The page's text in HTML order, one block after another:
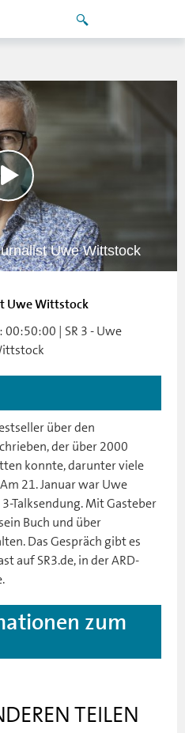
Uwe Wittstock
Uwe Wittstock
| SR 3 - Uwe
über den
der über 2000
konnte, darunter viele
21. Januar war Uwe
Talksendung. Mit Gasteber
Buch und über
Das Gespräch gibt es
auf SR3.de, in der ARD-
zum
TEILEN